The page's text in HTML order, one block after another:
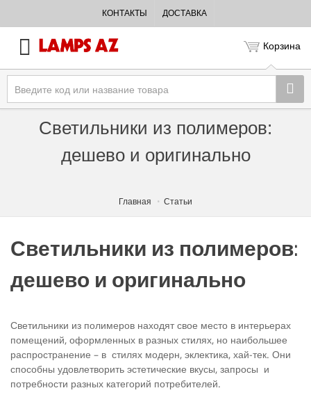
КОНТАКТЫ ДОСТАВКА
Корзина
Светильники из полимеров:
дешево и оригинально
Главная Статьи
Светильники из полимеров:
дешево и оригинально
Светильники из полимеров находят свое место в интерьерах
помещений, оформленных в разных стилях, но наибольшее
распространение – в стилях модерн, эклектика, хай-тек. Они
способны удовлетворить эстетические вкусы, запросы и
потребности разных категорий потребителей.